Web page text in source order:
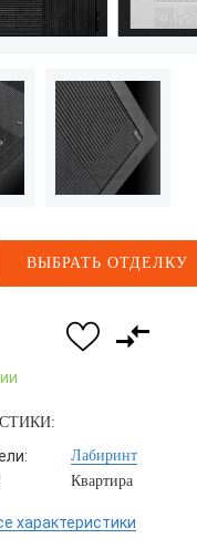
ВЫБРАТЬ ОТДЕЛКУ
Лабиринт
Квартира
характеристики